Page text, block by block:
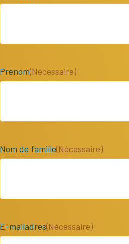
Prénom(Nécessaire)
Nom de famille(Nécessaire)
E-mailadres(Nécessaire)